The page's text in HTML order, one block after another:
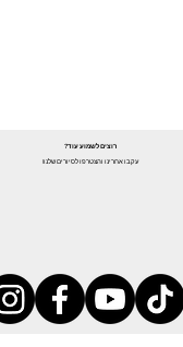
רוצים לשמוע עוד?
עקבו אחרינו והצטרפו לסיורים שלנו!